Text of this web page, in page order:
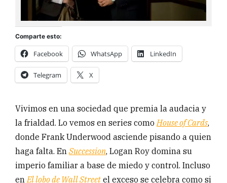
Comparte esto:
Facebook WhatsApp LinkedIn
Telegram X
Vivimos en una sociedad que premia la audacia y
la frialdad. Lo vemos en series comoHouse of Cards,
donde Frank Underwood asciende pisando a quien
haga falta. En Succession, Logan Roy domina su
imperio familiar a base de miedo y control. Incluso
enEl lobo de Wall Street el exceso se celebra como si